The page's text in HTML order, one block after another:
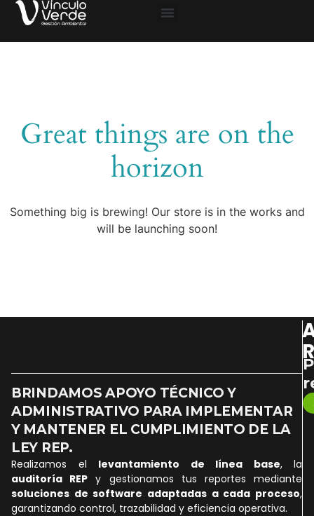
Great things are on the
horizon
Something big is brewing! Our store is in the works and
will be launching soon!
BRINDAMOS APOYO TÉCNICO Y
ADMINISTRATIVO PARA IMPLEMENTAR
Y MANTENER EL CUMPLIMIENTO DE LA
LEY REP.
Realizamos el levantamiento de línea base, la
auditoría REP y gestionamos tus reportes mediante
soluciones de software adaptadas a cada proceso,
garantizando control, trazabilidad y eficiencia operativa.